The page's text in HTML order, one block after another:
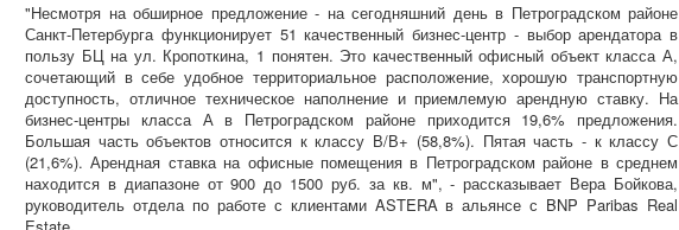
"Несмотря на обширное предложение - на сегодняшний день в Петроградском районе
Санкт-Петербурга функционирует 51 качественный бизнес-центр - выбор арендатора в
пользу БЦ на ул. Кропоткина, 1 понятен. Это качественный офисный объект класса А,
сочетающий в себе удобное территориальное расположение, хорошую транспортную
доступность, отличное техническое наполнение и приемлемую арендную ставку. На
бизнес-центры класса А в Петроградском районе приходится 19,6% предложения.
Большая часть объектов относится к классу В/В+ (58,8%). Пятая часть - к классу С
(21,6%). Арендная ставка на офисные помещения в Петроградском районе в среднем
находится в диапазоне от 900 до 1500 руб. за кв. м", - рассказывает Вера Бойкова,
руководитель отдела по работе с клиентами ASTERA в альянсе с BNP Paribas Real